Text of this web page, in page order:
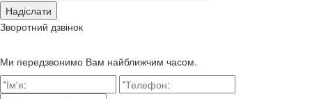
Зворотний дзвінок
Ми передзвонимо Вам найближчим часом.